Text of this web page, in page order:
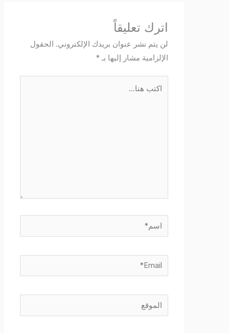
اترك تعليقاً
لن يتم نشر عنوان بريدك الإلكتروني. الحقول
الإلزامية مشار إليها بـ*